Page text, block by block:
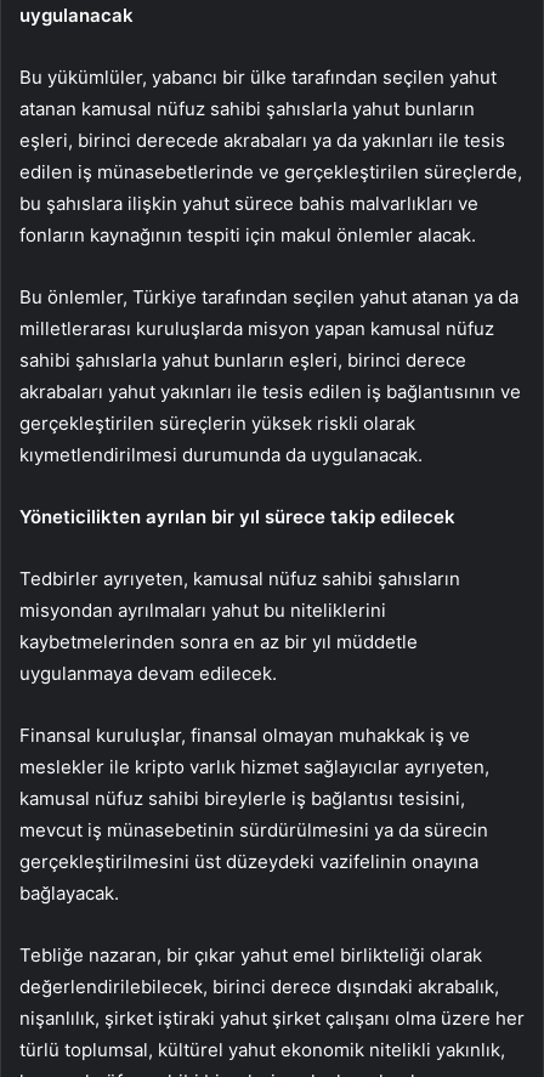
uygulanacak
Bu yükümlüler, yabancı bir ülke tarafından seçilen yahut
atanan kamusal nüfuz sahibi şahıslarla yahut bunların
eşleri, birinci derecede akrabaları ya da yakınları ile tesis
edilen iş münasebetlerinde ve gerçekleştirilen süreçlerde,
bu şahıslara ilişkin yahut sürece bahis malvarlıkları ve
fonların kaynağının tespiti için makul önlemler alacak.
Bu önlemler, Türkiye tarafından seçilen yahut atanan ya da
milletlerarası kuruluşlarda misyon yapan kamusal nüfuz
sahibi şahıslarla yahut bunların eşleri, birinci derece
akrabaları yahut yakınları ile tesis edilen iş bağlantısının ve
gerçekleştirilen süreçlerin yüksek riskli olarak
kıymetlendirilmesi durumunda da uygulanacak.
Yöneticilikten ayrılan bir yıl sürece takip edilecek
Tedbirler ayrıyeten, kamusal nüfuz sahibi şahısların
misyondan ayrılmaları yahut bu niteliklerini
kaybetmelerinden sonra en az bir yıl müddetle
uygulanmaya devam edilecek.
Finansal kuruluşlar, finansal olmayan muhakkak iş ve
meslekler ile kripto varlık hizmet sağlayıcılar ayrıyeten,
kamusal nüfuz sahibi bireylerle iş bağlantısı tesisini,
mevcut iş münasebetinin sürdürülmesini ya da sürecin
gerçekleştirilmesini üst düzeydeki vazifelinin onayına
bağlayacak.
Tebliğe nazaran, bir çıkar yahut emel birlikteliği olarak
değerlendirilebilecek, birinci derece dışındaki akrabalık,
nişanlılık, şirket iştiraki yahut şirket çalışanı olma üzere her
türlü toplumsal, kültürel yahut ekonomik nitelikli yakınlık,